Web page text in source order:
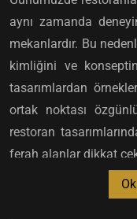
aynı zamanda
mekanlardır. Bu
kimliğini ve
tasarımlardan
ortak noktası
restoran
ferah alanlar dikkat